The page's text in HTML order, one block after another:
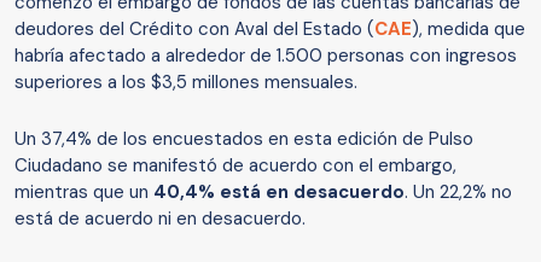
deudores del Crédito con Aval del Estado (CAE), medida que
habría afectado a alrededor de 1.500 personas con ingresos
superiores a los $3,5 millones mensuales.
Un 37,4% de los encuestados en esta edición de Pulso
Ciudadano se manifestó de acuerdo con el embargo,
mientras que un 40,4% está en desacuerdo. Un 22,2% no
está de acuerdo ni en desacuerdo.